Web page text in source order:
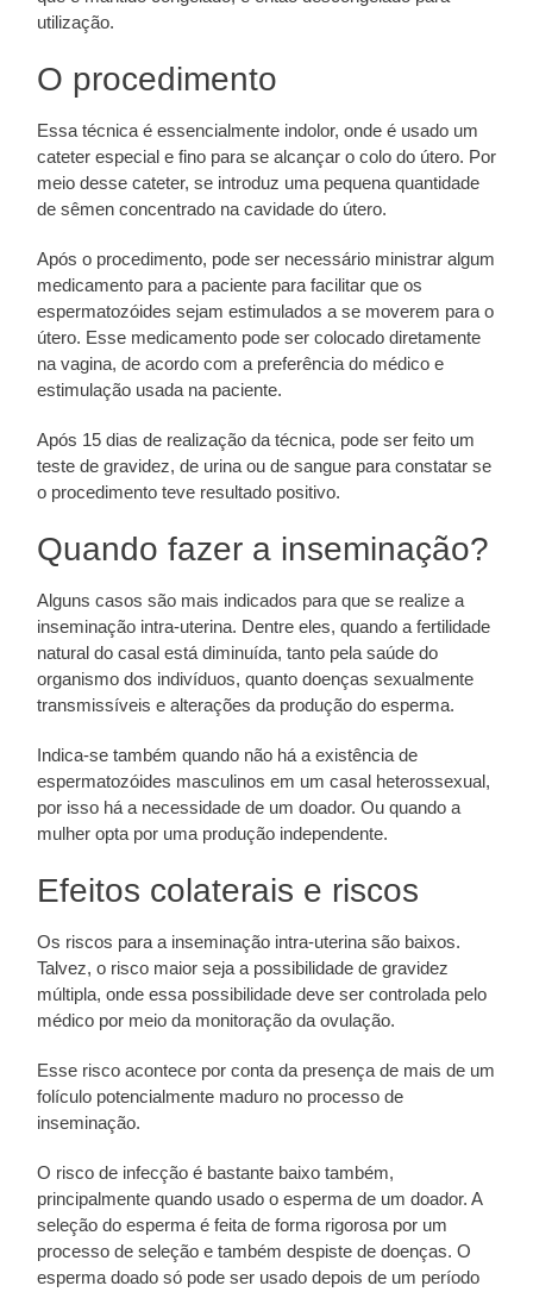
utilização.
O procedimento
Essa técnica é essencialmente indolor, onde é usado um
cateter especial e fino para se alcançar o colo do útero. Por
meio desse cateter, se introduz uma pequena quantidade
de sêmen concentrado na cavidade do útero.
Após o procedimento, pode ser necessário ministrar algum
medicamento para a paciente para facilitar que os
espermatozóides sejam estimulados a se moverem para o
útero. Esse medicamento pode ser colocado diretamente
na vagina, de acordo com a preferência do médico e
estimulação usada na paciente.
Após 15 dias de realização da técnica, pode ser feito um
teste de gravidez, de urina ou de sangue para constatar se
o procedimento teve resultado positivo.
Quando fazer a inseminação?
Alguns casos são mais indicados para que se realize a
inseminação intra-uterina. Dentre eles, quando a fertilidade
natural do casal está diminuída, tanto pela saúde do
organismo dos indivíduos, quanto doenças sexualmente
transmissíveis e alterações da produção do esperma.
Indica-se também quando não há a existência de
espermatozóides masculinos em um casal heterossexual,
por isso há a necessidade de um doador. Ou quando a
mulher opta por uma produção independente.
Efeitos colaterais e riscos
Os riscos para a inseminação intra-uterina são baixos.
Talvez, o risco maior seja a possibilidade de gravidez
múltipla, onde essa possibilidade deve ser controlada pelo
médico por meio da monitoração da ovulação.
Esse risco acontece por conta da presença de mais de um
folículo potencialmente maduro no processo de
inseminação.
O risco de infecção é bastante baixo também,
principalmente quando usado o esperma de um doador. A
seleção do esperma é feita de forma rigorosa por um
processo de seleção e também despiste de doenças. O
esperma doado só pode ser usado depois de um período